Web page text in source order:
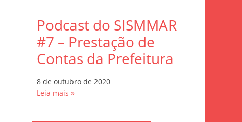
Podcast do SISMMAR
#7 – Prestação de
Contas da Prefeitura
8 de outubro de 2020
Leia mais »